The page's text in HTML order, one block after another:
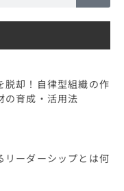
脱却！自律型組織の作
の育成・活用法
リーダーシップとは何